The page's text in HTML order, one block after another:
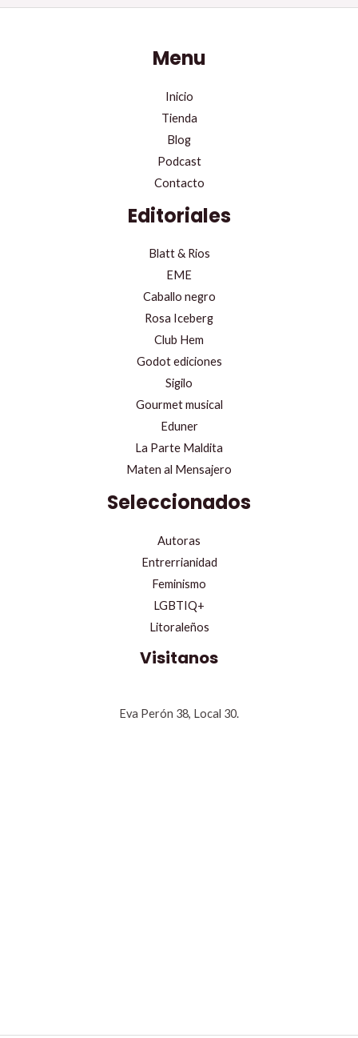
Menu
Inicio
Tienda
Blog
Podcast
Contacto
Editoriales
Blatt & Rios
EME
Caballo negro
Rosa Iceberg
Club Hem
Godot ediciones
Sigilo
Gourmet musical
Eduner
La Parte Maldita
Maten al Mensajero
Seleccionados
Autoras
Entrerrianidad
Feminismo
LGBTIQ+
Litoraleños
Visitanos
Eva Perón 38, Local 30.